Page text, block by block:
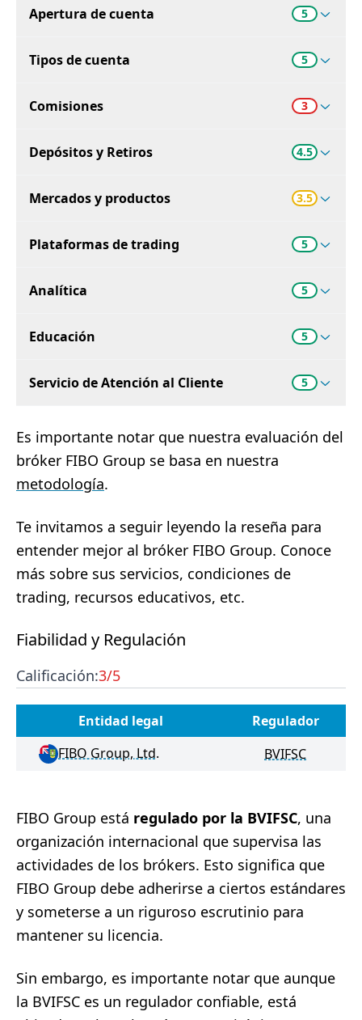
Apertura de cuenta 5
Tipos de cuenta 5
Comisiones 3
Depósitos y Retiros 4.5
Mercados y productos 3.5
Plataformas de trading 5
Analítica 5
Educación 5
Servicio de Atención al Cliente 5
Es importante notar que nuestra evaluación del
bróker FIBO Group se basa en nuestra
metodología.
Te invitamos a seguir leyendo la reseña para
entender mejor al bróker FIBO Group. Conoce
más sobre sus servicios, condiciones de
trading, recursos educativos, etc.
Fiabilidad y Regulación
Calificación:3/5
Entidad legal
Regulador
FIBO Group, Ltd.
BVIFSC
FIBO Group está regulado por la BVIFSC, una
organización internacional que supervisa las
actividades de los brókers. Esto significa que
FIBO Group debe adherirse a ciertos estándares
y someterse a un riguroso escrutinio para
mantener su licencia.
Sin embargo, es importante notar que aunque
la BVIFSC es un regulador confiable, está